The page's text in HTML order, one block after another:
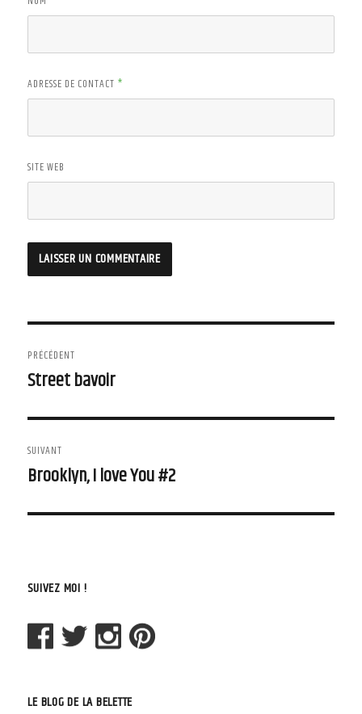
ADRESSE DE CONTACT *
SITE WEB
de
l'article
PRÉCÉDENT
Article
Street bavoir
SUIVANT
Article
Brooklyn, I love You #2
SUIVEZ MOI !
LE BLOG DE LA BELETTE